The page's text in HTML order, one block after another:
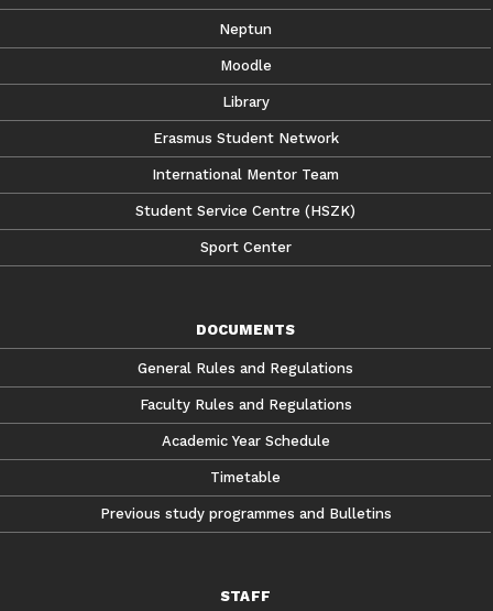
Neptun
Moodle
Library
Erasmus Student Network
International Mentor Team
Student Service Centre (HSZK)
Sport Center
DOCUMENTS
General Rules and Regulations
Faculty Rules and Regulations
Academic Year Schedule
Timetable
Previous study programmes and Bulletins
STAFF